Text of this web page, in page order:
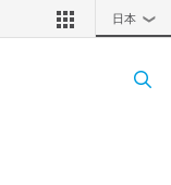
日本 ❯